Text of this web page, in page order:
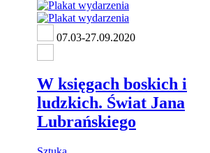
07.03-27.09.2020
W księgach boskich i
ludzkich. Świat Jana
Lubrańskiego